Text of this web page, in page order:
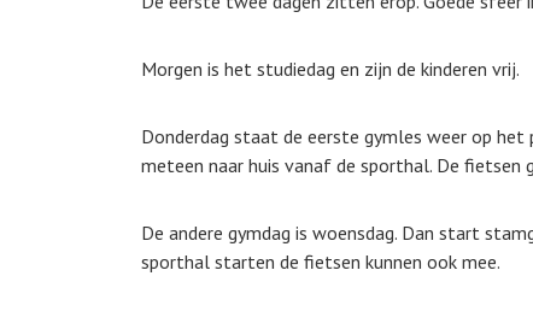
Morgen is het studiedag en zijn de kinderen vrij.
Donderdag staat de eerste gymles weer op
meteen naar huis vanaf de sporthal. De fietsen
De andere gymdag is woensdag. Dan start
sporthal starten de fietsen kunnen ook mee.